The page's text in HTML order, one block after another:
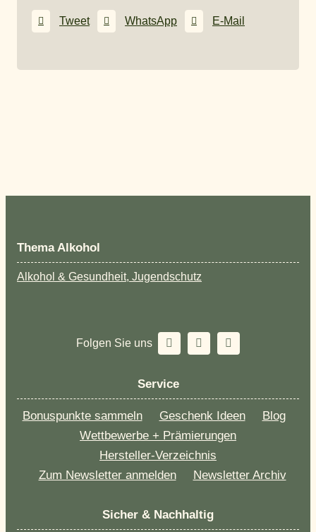
Tweet WhatsApp E-Mail
Thema Alkohol
Alkohol & Gesundheit, Jugendschutz
Folgen Sie uns
Service
Bonuspunkte sammeln Geschenk Ideen
Blog
Wettbewerbe + Prämierungen
Hersteller-Verzeichnis
Zum Newsletter anmelden
Newsletter Archiv
Sicher & Nachhaltig